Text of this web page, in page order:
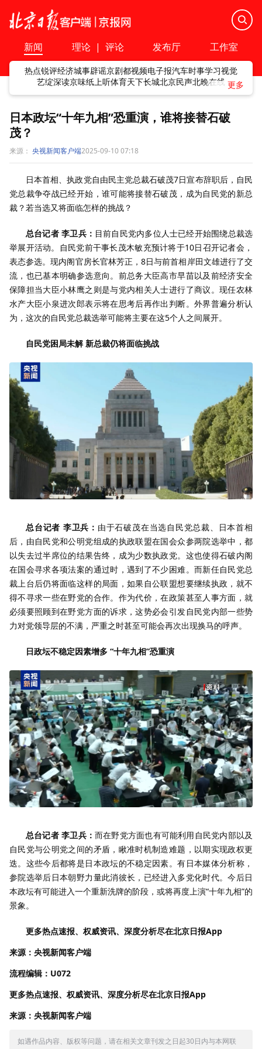
新闻 理论 | 评论 发布厅 工作室
热点锐评经济城事辟谣京剧都视频电子报汽车时事学习视觉
艺绽深读京味纸上听体育天下长城北京民声北晚在线
日本政坛“十年九相”恐重演，谁将接替石破
茂？
来源： 央视新闻客户端2025-09-10 07:18
日本首相、执政党自由民主党总裁石破茂7日宣布辞职后，自民
党总裁争夺战已经开始，谁可能将接替石破茂，成为自民党的新总
裁？若当选又将面临怎样的挑战？
总台记者 李卫兵： 目前自民党内多位人士已经开始围绕总裁选
举展开活动。自民党前干事长茂木敏充预计将于10日召开记者会，
表态参选。现内阁官房长官林芳正，8日与前首相岸田文雄进行了交
流，也已基本明确参选意向。前总务大臣高市早苗以及前经济安全
保障担当大臣小林鹰之则是与党内相关人士进行了商议。现任农林
水产大臣小泉进次郎表示将在思考后再作出判断。外界普遍分析认
为，这次的自民党总裁选举可能将主要在这5个人之间展开。
自民党困局未解 新总裁仍将面临挑战
总台记者 李卫兵： 由于石破茂在当选自民党总裁、日本首相
后，由自民党和公明党组成的执政联盟在国会众参两院选举中，都
以失去过半席位的结果告终，成为少数执政党。这也使得石破内阁
在国会寻求各项法案的通过时，遇到了不少困难。而新任自民党总
裁上台后仍将面临这样的局面，如果自公联盟想要继续执政，就不
得不寻求一些在野党的合作。作为代价，在政策甚至人事方面，就
必须要照顾到在野党方面的诉求，这势必会引发自民党内部一些势
力对党领导层的不满，严重之时甚至可能会再次出现换马的呼声。
日政坛不稳定因素增多 “十年九相”恐重演
总台记者 李卫兵： 而在野党方面也有可能利用自民党内部以及
自民党与公明党之间的矛盾，瞅准时机制造难题，以期实现政权更
迭。这些今后都将是日本政坛的不稳定因素。有日本媒体分析称，
参院选举后日本朝野力量此消彼长，已经进入多党化时代。今后日
本政坛有可能进入一个重新洗牌的阶段，或将再度上演“十年九相”的
景象。
更多热点速报、权威资讯、深度分析尽在北京日报App
来源：央视新闻客户端
流程编辑：U072
更多热点速报、权威资讯、深度分析尽在北京日报App
来源：央视新闻客户端
如遇作品内容、版权等问题，请在相关文章刊发之日起30日内与本网联